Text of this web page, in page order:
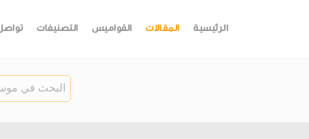
الرئيسية المقالات القواميس التصنيفات